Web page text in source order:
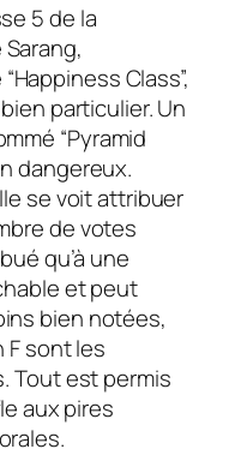
5 de la
Class”,
particulier. Un
“Pyramid
dangereux.
se voit attribuer
de votes
qu’à une
et peut
bien notées,
F sont les
Tout est permis
aux pires